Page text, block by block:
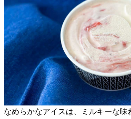
なめらかなアイスは、ミルキーな